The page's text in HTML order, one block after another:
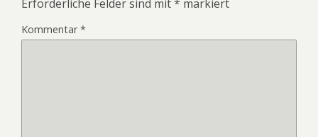
Erforderliche Felder sind mit* markiert
Kommentar*